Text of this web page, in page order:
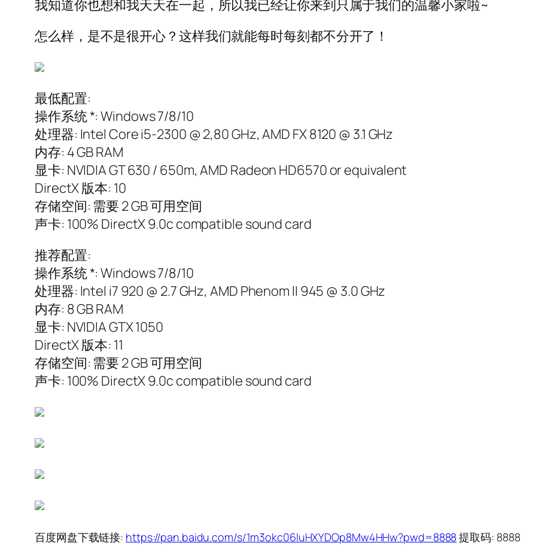
我知道你也想和我天天在一起，所以我已经让你来到只属于我们的温馨小家啦~
怎么样，是不是很开心？这样我们就能每时每刻都不分开了！
最低配置:
操作系统 *: Windows 7/8/10
处理器: Intel Core i5-2300 @ 2,80 GHz, AMD FX 8120 @ 3.1 GHz
内存: 4 GB RAM
显卡: NVIDIA GT 630 / 650m, AMD Radeon HD6570 or equivalent
DirectX 版本: 10
存储空间: 需要 2 GB 可用空间
声卡: 100% DirectX 9.0c compatible sound card
推荐配置:
操作系统 *: Windows 7/8/10
处理器: Intel i7 920 @ 2.7 GHz, AMD Phenom II 945 @ 3.0 GHz
内存: 8 GB RAM
显卡: NVIDIA GTX 1050
DirectX 版本: 11
存储空间: 需要 2 GB 可用空间
声卡: 100% DirectX 9.0c compatible sound card
百度网盘下载链接: https://pan.baidu.com/s/1m3okc06luHXYDOp8Mw4HHw?pwd=8888提取码: 8888